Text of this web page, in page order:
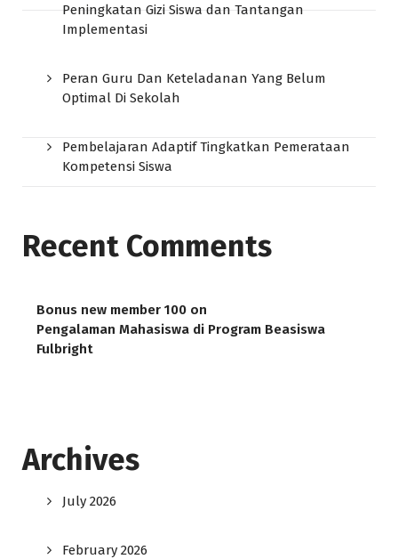
Peningkatan Gizi Siswa dan Tantangan
Implementasi
Peran Guru Dan Keteladanan Yang Belum
Optimal Di Sekolah
Pembelajaran Adaptif Tingkatkan Pemerataan
Kompetensi Siswa
Recent Comments
Bonus new member 100 on
Pengalaman Mahasiswa di Program Beasiswa
Fulbright
Archives
July 2026
February 2026